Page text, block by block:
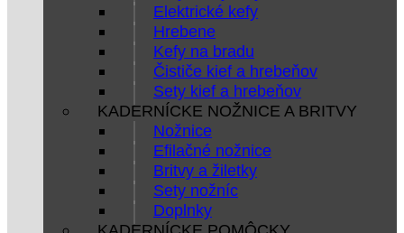
Elektrické kefy
Hrebene
Kefy na bradu
Čističe kief a hrebeňov
Sety kief a hrebeňov
KADERNÍCKE NOŽNICE A BRITVY
Nožnice
Efilačné nožnice
Britvy a žiletky
Sety nožníc
Doplnky